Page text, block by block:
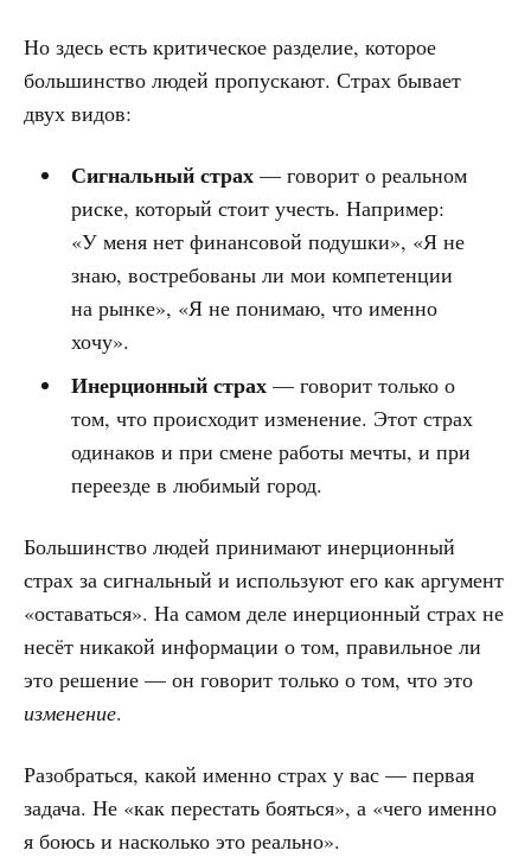
Но здесь есть критическое разделие, которое
большинство людей пропускают. Страх бывает
двух видов:
Сигнальный страх— говорит о реальном
риске, который стоит учесть. Например:
«У меня нет финансовой подушки», «Я не
знаю, востребованы ли мои компетенции
на рынке», «Я не понимаю, что именно
хочу».
Инерционный страх— говорит только о
том, что происходит изменение. Этот страх
одинаков и при смене работы мечты, и при
переезде в любимый город.
Большинство людей принимают инерционный
страх за сигнальный и используют его как аргумент
«оставаться». На самом деле инерционный страх не
несёт никакой информации о том, правильное ли
это решение — он говорит только о том, что это
изменение.
Разобраться, какой именно страх у вас — первая
задача. Не «как перестать бояться», а «чего именно
я боюсь и насколько это реально».